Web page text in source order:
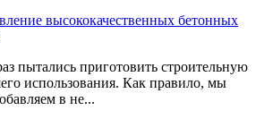
пытались приготовить строительную
использования. Как правило, мы
в не...